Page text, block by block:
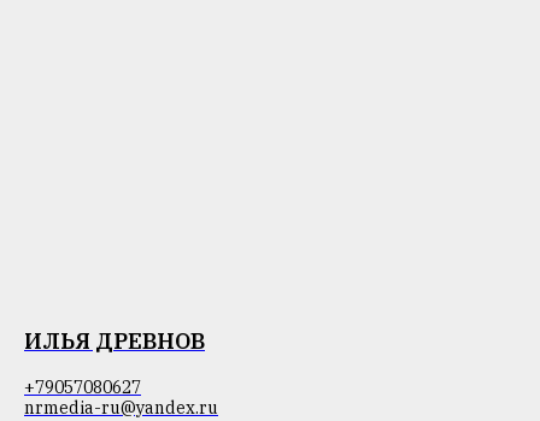
ИЛЬЯ ДРЕВНОВ
+79057080627
nrmedia-ru@yandex.ru